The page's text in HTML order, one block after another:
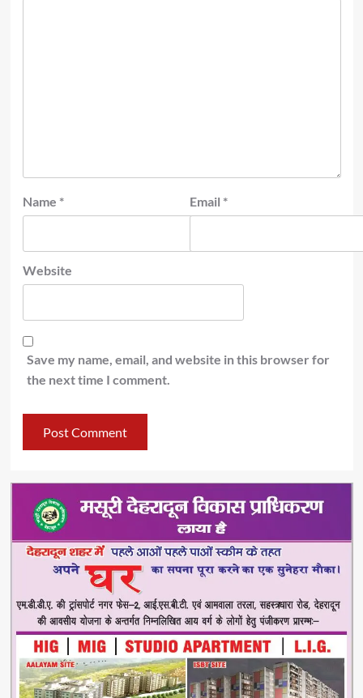
Name * Email *
Website
Save my name, email, and website in this browser for
the next time I comment.